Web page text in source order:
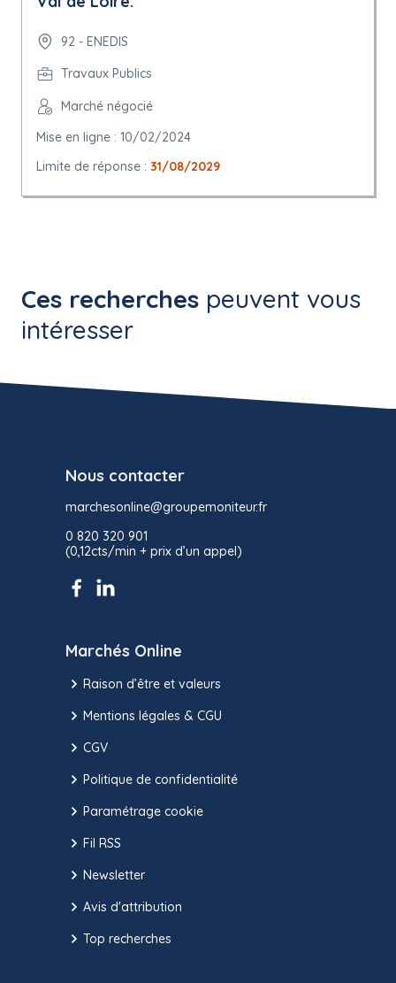
92 - ENEDIS
Travaux Publics
Marché négocié
Mise en ligne : 10/02/2024
Limite de réponse : 31/08/2029
Ces recherches peuvent vous
intéresser
Nous contacter
marchesonline@groupemoniteur.fr
0 820 320 901
(0,12cts/min + prix d’un appel)
Marchés Online
Raison d’être et valeurs
Mentions légales & CGU
CGV
Politique de confidentialité
Paramétrage cookie
Fil RSS
Newsletter
Avis d'attribution
Top recherches